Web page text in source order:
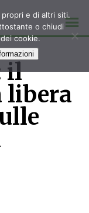
il
libera
e di altri siti.
o chiudi
cookie.